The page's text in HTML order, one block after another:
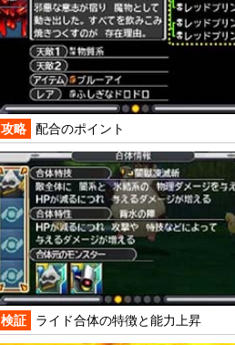
攻略 配合のポイント
検証 ライド合体の特徴と能力上昇